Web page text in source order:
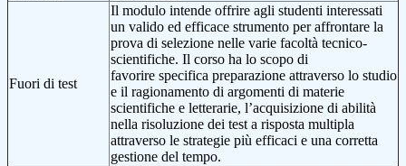
Fuori di test
Il modulo intende offrire agli studenti interessati
un valido ed efficace strumento per affrontare la
prova di selezione nelle varie facoltà tecnico-
scientifiche. Il corso ha lo scopo di
favorire specifica preparazione attraverso lo studio
e il ragionamento di argomenti di materie
scientifiche e letterarie, l’acquisizione di abilità
nella risoluzione dei test a risposta multipla
attraverso le strategie più efficaci e una corretta
gestione del tempo.